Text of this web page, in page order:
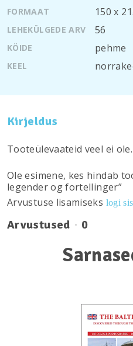
FORMAAT 150 х
LEHEKÜLGEDE ARV 56
KÖIDE pehme
KEEL
Kirjeldus
Tooteülevaateid veel ei ole.
Ole esimene, kes hindab
legender og fortellinger”
Arvustuse lisamiseks logi
Arvustused 0